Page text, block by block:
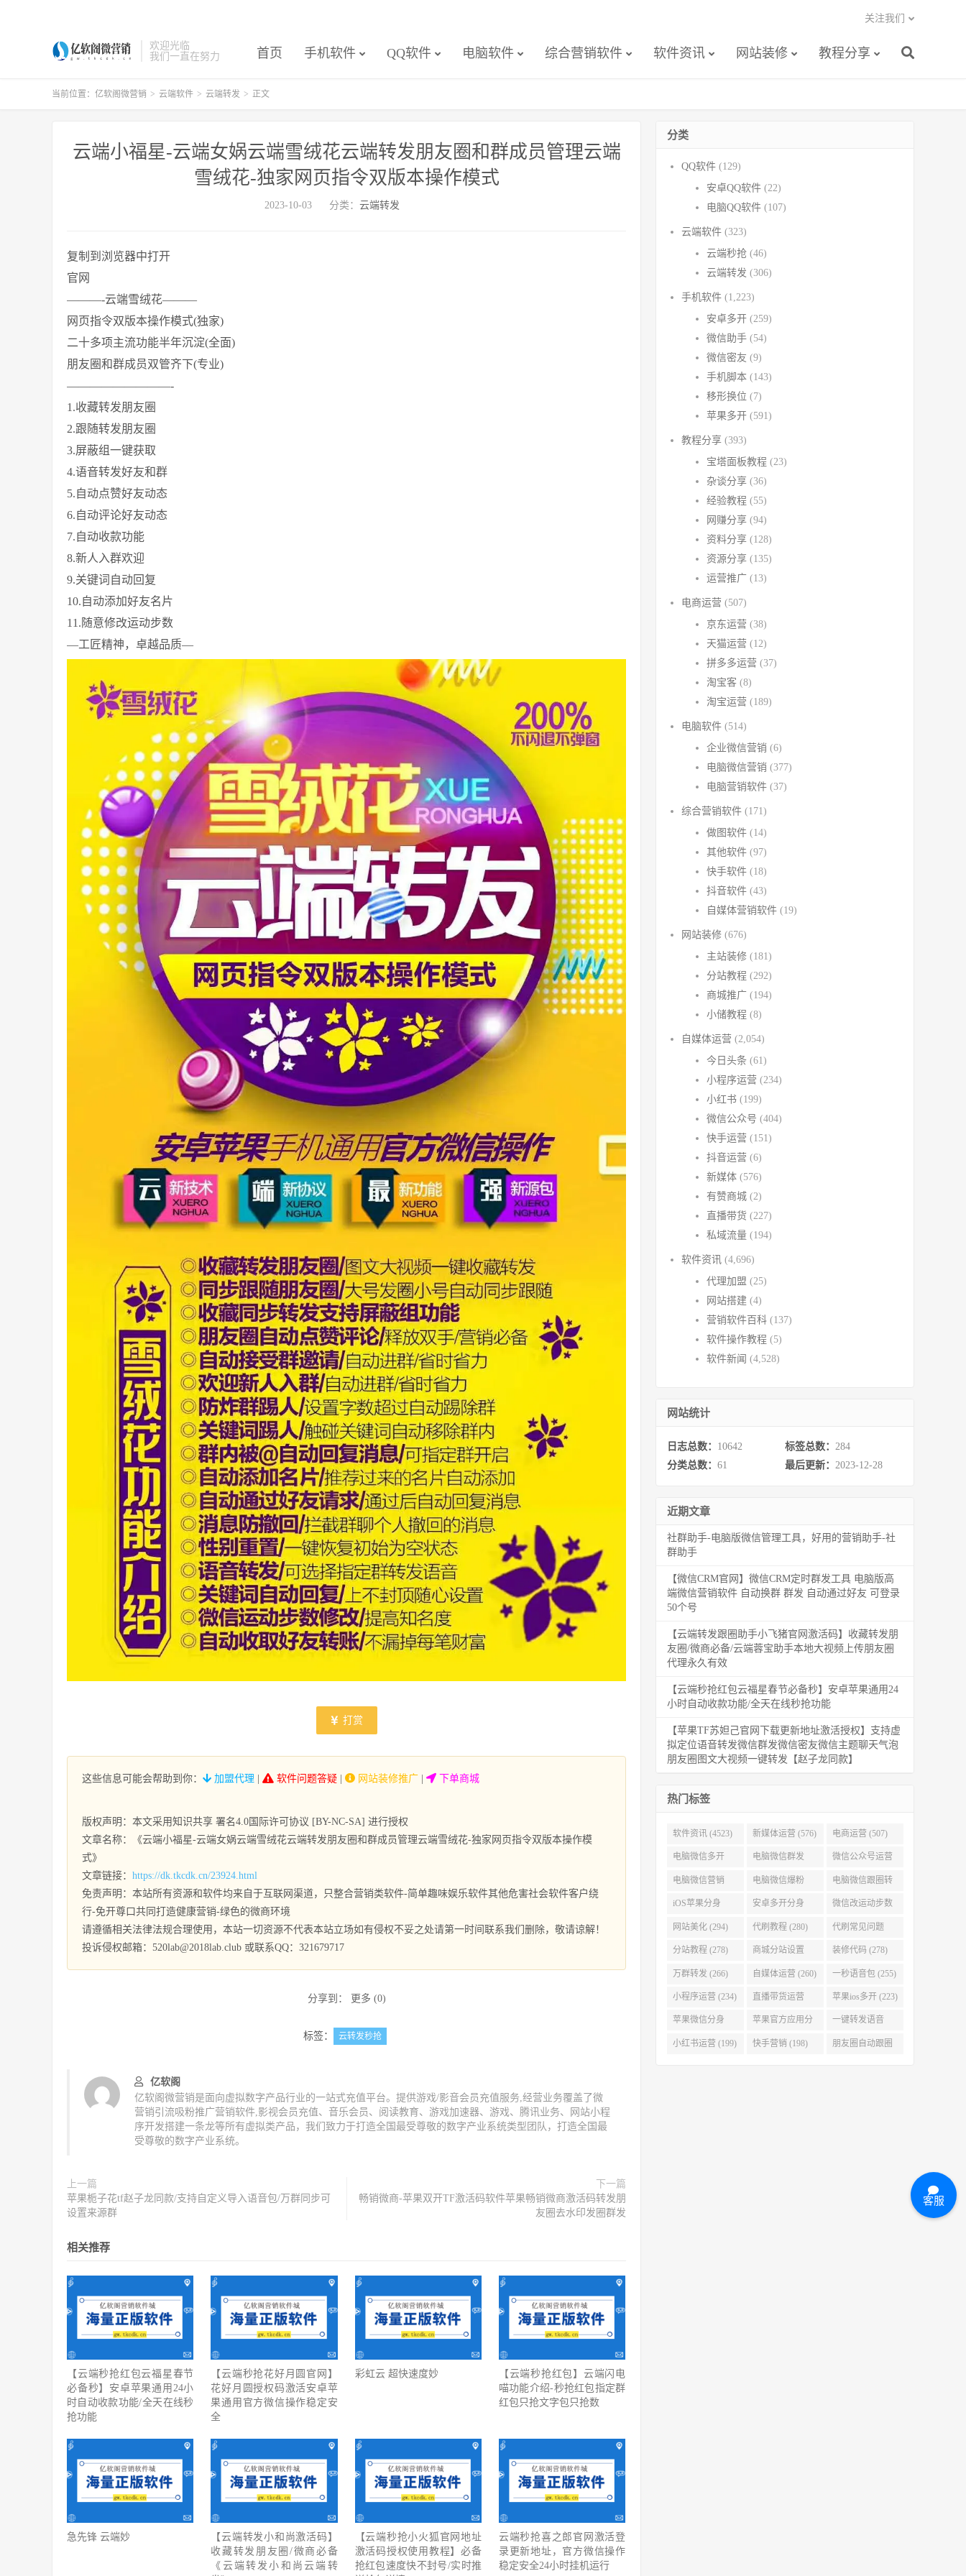
欢迎光临
我们一直在努力
首页 手机软件 QQ软件 电脑软件 综合营销软件 软件资讯 网站装修 教程分享
关注我们
当前位置： 亿软阁微营销 > 云端软件 > 云端转发 > 正文
云端小福星-云端女娲云端雪绒花云端转发朋友圈和群成员管理云端
雪绒花-独家网页指令双版本操作模式
2023-10-03 分类： 云端转发
复制到浏览器中打开
官网
———-云端雪绒花———
网页指令双版本操作模式(独家)
二十多项主流功能半年沉淀(全面)
朋友圈和群成员双管齐下(专业)
—————————-
1.收藏转发朋友圈
2.跟随转发朋友圈
3.屏蔽组一键获取
4.语音转发好友和群
5.自动点赞好友动态
6.自动评论好友动态
7.自动收款功能
8.新人入群欢迎
9.关键词自动回复
10.自动添加好友名片
11.随意修改运动步数
—工匠精神，卓越品质—
打赏
这些信息可能会帮助到你： 加盟代理 软件问题答疑 网站装修推广 下单商城
版权声明：本文采用知识共享 署名4.0国际许可协议 [BY-NC-SA] 进行授权
文章名称：《云端小福星-云端女娲云端雪绒花云端转发朋友圈和群成员管理云端雪绒花-独家网页指令双版本操作模
式》
文章链接： https://dk.tkcdk.cn/23924.html
免责声明：本站所有资源和软件均来自于互联网渠道，只整合营销类软件-简单趣味娱乐软件其他危害社会软件客户绕
行-免开尊口共同打造健康营销-绿色的微商环境
请遵循相关法律法规合理使用，本站一切资源不代表本站立场如有侵权不妥之处请第一时间联系我们删除，敬请谅解！
投诉侵权邮箱：520lab@2018lab.club 或联系QQ：321679717
分享到： 更多 (0)
标签： 云转发秒抢
亿软阁
亿软阁微营销是面向虚拟数字产品行业的一站式充值平台。提供游戏/影音会员充值服务,经营业务覆盖了微
营销引流吸粉推广营销软件,影视会员充值、音乐会员、阅读教育、游戏加速器、游戏、腾讯业务、网站小程
序开发搭建一条龙等所有虚拟类产品，我们致力于打造全国最受尊敬的数字产业系统类型团队，打造全国最
受尊敬的数字产业系统。
上一篇
苹果栀子花tf赵子龙同款/支持自定义导入语音包/万群同步可
设置来源群
下一篇
畅销微商-苹果双开TF激活码软件苹果畅销微商激活码转发朋
友圈去水印发圈群发
相关推荐
【云端秒抢红包云福星春节
必备秒】安卓苹果通用24小
时自动收款功能/全天在线秒
抢功能
【云端秒抢花好月圆官网】
花好月圆授权码激活安卓苹
果通用官方微信操作稳定安
全
彩虹云 超快速度妙
【云端秒抢红包】云端闪电
喵功能介绍-秒抢红包指定群
红包只抢文字包只抢数
急先锋 云端妙
【云端转发小和尚激活码】
收藏转发朋友圈/微商必备
《云端转发小和尚云端转
【云端秒抢小火狐官网地址
激活码授权使用教程】必备
抢红包速度快不封号/实时推
云端秒抢喜之郎官网激活登
录更新地址，官方微信操作
稳定安全24小时挂机运行
分类
QQ软件 (129)
安卓QQ软件 (22)
电脑QQ软件 (107)
云端软件 (323)
云端秒抢 (46)
云端转发 (306)
手机软件 (1,223)
安卓多开 (259)
微信助手 (54)
微信密友 (9)
手机脚本 (143)
移形换位 (7)
苹果多开 (591)
教程分享 (393)
宝塔面板教程 (23)
杂谈分享 (36)
经验教程 (55)
网赚分享 (94)
资料分享 (128)
资源分享 (135)
运营推广 (13)
电商运营 (507)
京东运营 (38)
天猫运营 (12)
拼多多运营 (37)
淘宝客 (8)
淘宝运营 (189)
电脑软件 (514)
企业微信营销 (6)
电脑微信营销 (377)
电脑营销软件 (37)
综合营销软件 (171)
做图软件 (14)
其他软件 (97)
快手软件 (18)
抖音软件 (43)
自媒体营销软件 (19)
网站装修 (676)
主站装修 (181)
分站教程 (292)
商城推广 (194)
小储教程 (8)
自媒体运营 (2,054)
今日头条 (61)
小程序运营 (234)
小红书 (199)
微信公众号 (404)
快手运营 (151)
抖音运营 (6)
新媒体 (576)
有赞商城 (2)
直播带货 (227)
私域流量 (194)
软件资讯 (4,696)
代理加盟 (25)
网站搭建 (4)
营销软件百科 (137)
软件操作教程 (5)
软件新闻 (4,528)
网站统计
日志总数： 10642 标签总数： 284
分类总数： 61 最后更新： 2023-12-28
近期文章
社群助手-电脑版微信管理工具，好用的营销助手-社
群助手
【微信CRM官网】微信CRM定时群发工具 电脑版高
端微信营销软件 自动换群 群发 自动通过好友 可登录
50个号
【云端转发跟圈助手小飞猪官网激活码】收藏转发朋
友圈/微商必备/云端蓉宝助手本地大视频上传朋友圈
代理永久有效
【云端秒抢红包云福星春节必备秒】安卓苹果通用24
小时自动收款功能/全天在线秒抢功能
【苹果TF苏妲己官网下载更新地址激活授权】支持虚
拟定位语音转发微信群发微信密友微信主题聊天气泡
朋友圈图文大视频一键转发【赵子龙同款】
热门标签
软件资讯 (4523) 新媒体运营 (576) 电商运营 (507)
电脑微信多开
(479)
电脑微信群发
(477)
微信公众号运营
(404)
电脑微信营销
(386)
电脑微信爆粉
(384)
电脑微信跟圈转
发 (379)
iOS苹果分身
(371)
安卓多开分身
(333)
微信改运动步数
(313)
网站美化 (294) 代刷教程 (280) 代刷常见问题
(280)
分站教程 (278) 商城分站设置
(278)
装修代码 (278)
万群转发 (266) 自媒体运营 (260) 一秒语音包 (255)
小程序运营 (234) 直播带货运营
(227)
苹果ios多开 (223)
苹果微信分身
(223)
苹果官方应用分
身 (219)
一键转发语音
(219)
小红书运营 (199) 快手营销 (198) 朋友圈自动跟圈
客服